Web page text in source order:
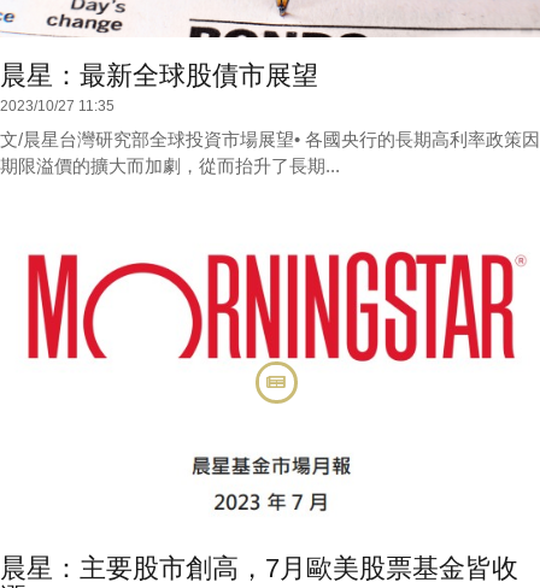
晨星：最新全球股債市展望
2023/10/27 11:35
文/晨星台灣研究部全球投資市場展望• 各國央行的長期高利率政策因
期限溢價的擴大而加劇，從而抬升了長期...
晨星：主要股市創高，7月歐美股票基金皆收